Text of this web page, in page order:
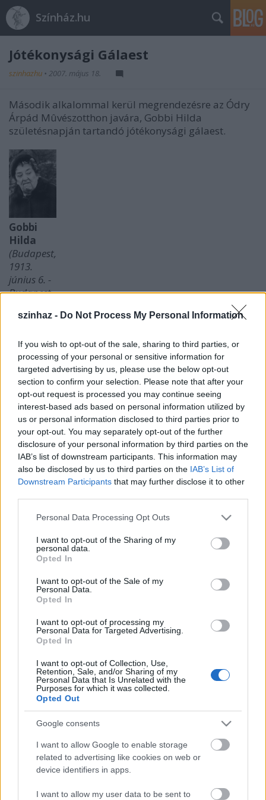
szinhaz - Do Not Process My Personal Information
If you wish to opt-out of the sale, sharing to third parties, or
processing of your personal or sensitive information for
targeted advertising by us, please use the below opt-out
section to confirm your selection. Please note that after your
opt-out request is processed you may continue seeing
interest-based ads based on personal information utilized by
us or personal information disclosed to third parties prior to
your opt-out. You may separately opt-out of the further
disclosure of your personal information by third parties on the
IAB’s list of downstream participants. This information may
also be disclosed by us to third parties on the IAB’s List of
Downstream Participants that may further disclose it to other
Please note that this website/app uses one or more Google
not limited to your visit or usage behaviour. You may click to
grant or deny consent to Google and its third-party tags to
use your data for below specified purposes in below Google
consent section.
Personal Data Processing Opt Outs
I want to opt-out of the Sharing of my
personal data.
Opted In
I want to opt-out of the Sale of my
Personal Data.
Opted In
I want to opt-out of processing my
Personal Data for Targeted Advertising.
Opted In
I want to opt-out of Collection, Use,
Retention, Sale, and/or Sharing of my
Personal Data that Is Unrelated with the
Purposes for which it was collected.
Opted Out
Google consents
I want to allow Google to enable storage
related to advertising like cookies on web or
device identifiers in apps.
I want to allow my user data to be sent to
Színház.hu
Jótékonysági Gálaest
szinhazhu • 2007. május 18.
Második alkalommal kerül megrendezésre az Ódry
Árpád Mûvészotthon javára, Gobbi Hilda
születésnapján tartandó jótékonysági gálaest.
Gobbi
Hilda
(Budapest,
1913.
június 6. -
Budapest,
július 13.)
A "HOL VAGYTOK, TI RÉGI JÁTSZÓTÁRSAK...?" című
előadás2007. június 1-én 20 órakorkezdődik az
Uránia Nemzeti Filmszínházban. A rendezvényen a
hazai színházi élet legrangosabb képviselői vesznek
részt. Elhangzanak versek, prózák, sanzonok, de a
legismertebb musicalrészletek (Yentl, Jekyll és Hyde,
Rómeó és Júlia, Elisabeth, Nyomorultak, Jézus
Krisztus Szupersztár, Az Operaház Fantomja, stb.)
sem hiányoznak a műsorból.
A gálán aBenkő Gyula Színházművészei és barátai
lépnek fel:Bardóczy Attila, Bíró Eszter, Csákányi
Eszter, Hűvösvölgyi Ildikó, Kézdy György,
Magyar Bálint, Molnár László, Nagy Sándor,
Nádasi Veronika, Oszvald Marika, Pándy Piroska,
Póka Éva, Sasvári Sándor, Rékasi Károly, Tunyogi
Bernadett, Udvarias Anna, Zubornyák Zoltán,
Bachraty Gábor, Leskó János, Dankó Zsolt,
Gerencsér Alexandra, Kecskeméti Zsuzsanna,
Rancz Laura, Rancz Lívia
Szakcsi-
Lakatos Béla
Ez estetKonrád Antal, a Színházi Dolgozók
Szakszervezetének elnöke nyitja meg.
A befolyt összeggel a Gobbi Hilda által alapított
Ódry Árpád Művészotthont támogatják.
Forrás: Benkő Gyula Színház
Ajánlott bejegyzések: